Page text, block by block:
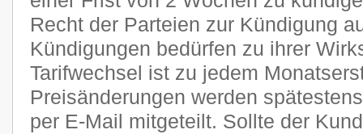
Recht der Parteien zur Kündigung
Kündigungen bedürfen zu ihrer
Tarifwechsel ist zu jedem
Preisänderungen werden
per E-Mail mitgeteilt. Sollte der